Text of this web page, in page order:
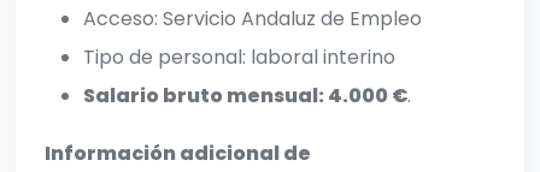
Acceso: Servicio Andaluz de Empleo
Tipo de personal: laboral interino
Salario bruto mensual: 4.000 €.
Información adicional de